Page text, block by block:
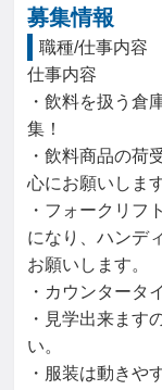
大型自動二輪車免許
大型特殊自動車第一
フォークリフト運
玉掛け技能講習修了
機械保全技能士
床上操作式クレー
ピッキング
在庫
荷物積み込み
募集情報
職種/仕事内容
仕事内容
・飲料を扱う倉
集！
・飲料商品の荷
心にお願いします
・フォークリフ
になり、ハンデ
お願いします。
・カウンタータ
・見学出来ます
い。
・服装は動きや